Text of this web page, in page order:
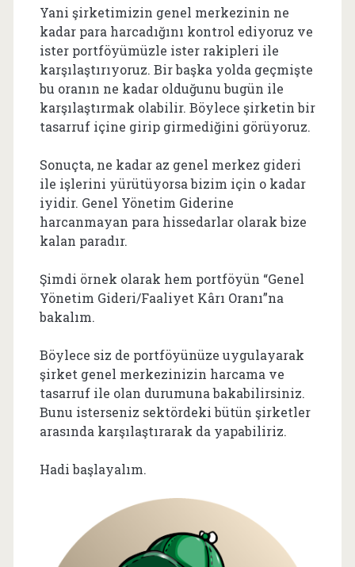
Yani şirketimizin genel merkezinin ne
kadar para harcadığını kontrol ediyoruz ve
ister portföyümüzle ister rakipleri ile
karşılaştırıyoruz. Bir başka yolda geçmişte
bu oranın ne kadar olduğunu bugün ile
karşılaştırmak olabilir. Böylece şirketin bir
tasarruf içine girip girmediğini görüyoruz.
Sonuçta, ne kadar az genel merkez gideri
ile işlerini yürütüyorsa bizim için o kadar
iyidir. Genel Yönetim Giderine
harcanmayan para hissedarlar olarak bize
kalan paradır.
Şimdi örnek olarak hem portföyün “Genel
Yönetim Gideri/Faaliyet Kârı Oranı”na
bakalım.
Böylece siz de portföyünüze uygulayarak
şirket genel merkezinizin harcama ve
tasarruf ile olan durumuna bakabilirsiniz.
Bunu isterseniz sektördeki bütün şirketler
arasında karşılaştırarak da yapabiliriz.
Hadi başlayalım.